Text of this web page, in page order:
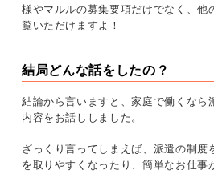
様やマルルの募集要項だけでなく、他
覧いただけますよ！
結局どんな話をしたの？
結論から言いますと、家庭で働くなら
内容をお話ししました。
ざっくり言ってしまえば、派遣の制度
を取りやすくなったり、簡単なお仕事